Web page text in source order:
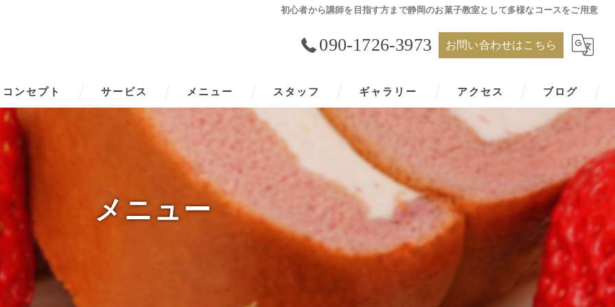
初心者から講師を目指す方まで静岡のお菓子教室として多様なコースをご用意
090-1726-3973 お問い合わせはこちら
コンセプト サービス メニュー スタッフ ギャラリー アクセス ブログ
メニュー